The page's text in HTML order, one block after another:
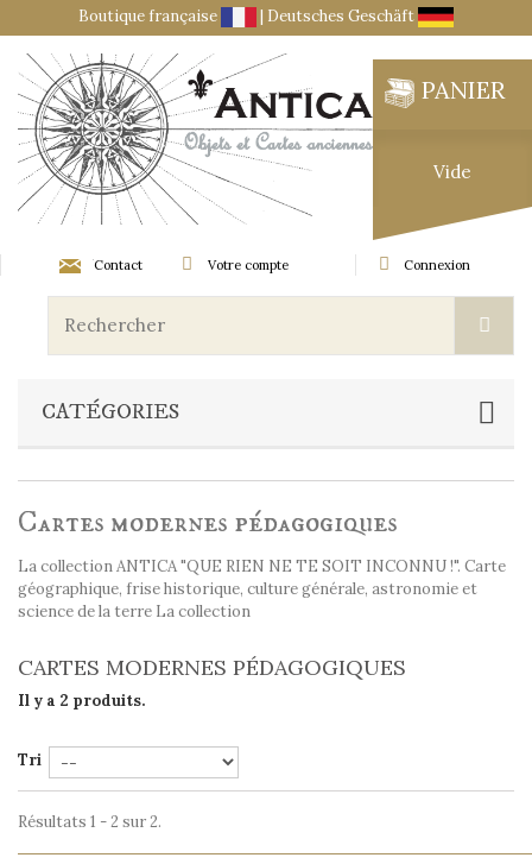
Boutique française | Deutsches Geschäft
PANIER
Vide
Connexion
Votre compte
Contact
CATÉGORIES
Cartes modernes pédagogiques
La collection ANTICA "QUE RIEN NE TE SOIT INCONNU !". Carte
géographique, frise historique, culture générale, astronomie et
science de la terre La collection
CARTES MODERNES PÉDAGOGIQUES
Il y a 2 produits.
Tri
Résultats 1 - 2 sur 2.